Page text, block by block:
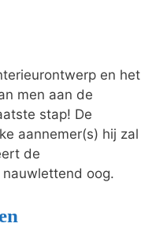
en het
men aan de
stap! De
aannemer(s) hij zal
de
oog.